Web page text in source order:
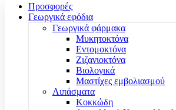
Προσφορές
Γεωργικά εφόδια
Γεωργικά φάρμακα
Μυκητοκτόνα
Εντομοκτόνα
Ζιζανιοκτόνα
Βιολογικά
Μαστίχες εμβολιασμού
Λιπάσματα
Κοκκώδη